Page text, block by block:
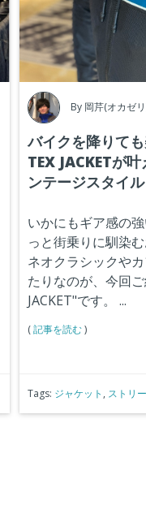
By 岡芹(オカゼ
バイクを降りて
TEX JACKETが
ンテージスタイル
いかにもギア感の
っと街乗りに馴染
ネオクラシックや
たりなのが、今回
JACKET"です。
...
(記事を読む)
Tags: ジャケット , ストリ